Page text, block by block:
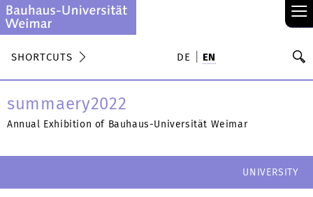
≡
SHORTCUTS DE EN
summaery2022
Annual Exhibition of Bauhaus-Universität Weimar
UNIVERSITY